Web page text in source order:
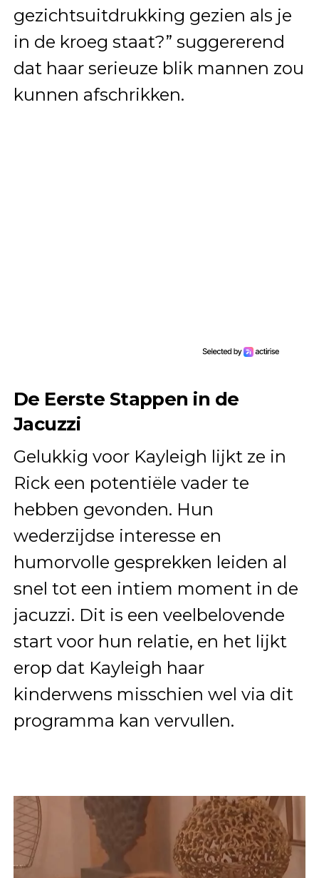
gezichtsuitdrukking gezien als je
in de kroeg staat?” suggererend
dat haar serieuze blik mannen zou
kunnen afschrikken.
De Eerste Stappen in de
Jacuzzi
Gelukkig voor Kayleigh lijkt ze in
Rick een potentiële vader te
hebben gevonden. Hun
wederzijdse interesse en
humorvolle gesprekken leiden al
snel tot een intiem moment in de
jacuzzi. Dit is een veelbelovende
start voor hun relatie, en het lijkt
erop dat Kayleigh haar
kinderwens misschien wel via dit
programma kan vervullen.